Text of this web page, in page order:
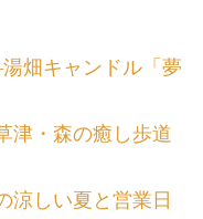
畑キャンドル「夢
津・森の癒し歩道
涼しい夏と営業日